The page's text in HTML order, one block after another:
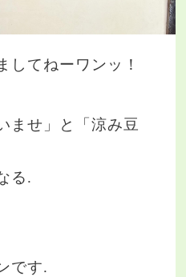
してねーワンッ！
ませ」と「涼み豆
る.
です.